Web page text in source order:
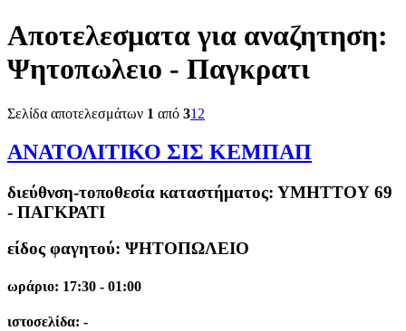
Αποτελεσματα για αναζητηση:
Ψητοπωλειο - Παγκρατι
Σελίδα αποτελεσμάτων 1 από 31 2
ΑΝΑΤΟΛΙΤΙΚΟ ΣΙΣ ΚΕΜΠΑΠ
διεύθνση-τοποθεσία καταστήματος: ΥΜΗΤΤΟΥ 69
- ΠΑΓΚΡΑΤΙ
είδος φαγητού: ΨΗΤΟΠΩΛΕΙΟ
ωράριο: 17:30 - 01:00
ιστοσελίδα: -